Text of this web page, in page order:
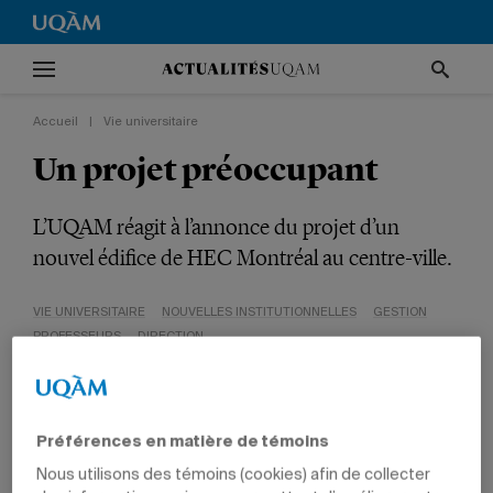
Accueil Vie universitaire
Un projet préoccupant
L’UQAM réagit à l’annonce du projet d’un
nouvel édifice de HEC Montréal au centre-ville.
VIE UNIVERSITAIRE NOUVELLES INSTITUTIONNELLES
GESTION
PROFESSEURS
DIRECTION
Préférences en matière de témoins
Nous utilisons des témoins (cookies) afin de collecter